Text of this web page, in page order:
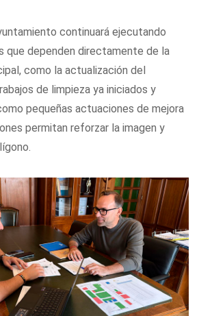
continuará ejecutando
que dependen directamente de la
como la actualización del
de limpieza ya iniciados y
pequeñas actuaciones de mejora
permitan reforzar la imagen y